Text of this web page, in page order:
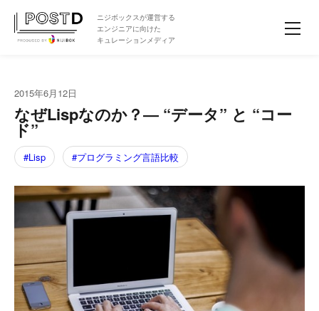
ニジボックスが運営する
エンジニアに向けた
キュレーションメディア
2015年6月12日
なぜLispなのか？― “データ” と “コー
ド”
Lisp プログラミング言語比較